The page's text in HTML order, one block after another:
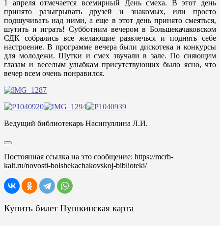
1 апреля отмечается всемирный День смеха. В этот день
принято разыгрывать друзей и знакомых, или просто
подшучивать над ними, а еще в этот день принято смеяться,
шутить и играть! Субботним вечером в Большекачаковском
СДК собрались все желающие развлечься и поднять себе
настроение. В программе вечера были дискотека и конкурсы
для молодежи. Шутки и смех звучали в зале. По сияющим
глазам и веселым улыбкам присутствующих было ясно, что
вечер всем очень понравился.
Ведущий библиотекарь Насипуллина Л.И.
Постоянная ссылка на это сообщение: https://mcrb-
kalt.ru/novosti-bolshekachakovskoj-biblioteki/
Купить билет Пушкинская карта